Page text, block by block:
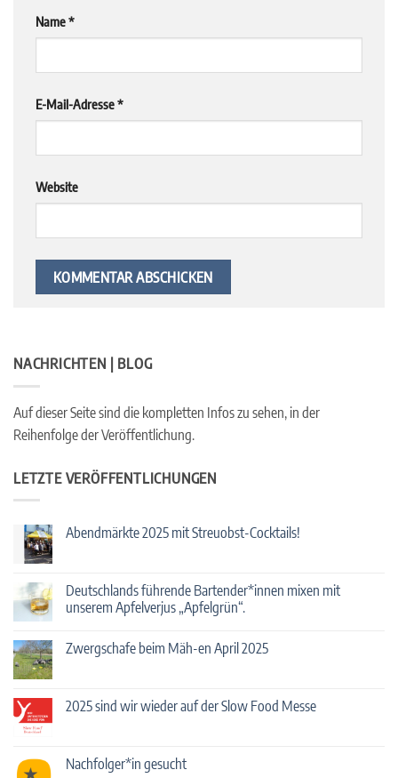
Name*
E-Mail-Adresse*
Website
NACHRICHTEN | BLOG
Auf dieser Seite sind die kompletten Infos zu sehen, in der
Reihenfolge der Veröffentlichung.
LETZTE VERÖFFENTLICHUNGEN
Abendmärkte 2025 mit Streuobst-Cocktails!
Abendmärkte
2025
mit
Deutschlands führende Bartender*innen mixen mit
unserem Apfelverjus „Apfelgrün“.
zu
Deutschlands
mit
Zwergschafe beim Mäh-en April 2025
Zwergschafe
beim
2025
2025 sind wir wieder auf der Slow Food Messe
2025
sind
Nachfolger*in gesucht